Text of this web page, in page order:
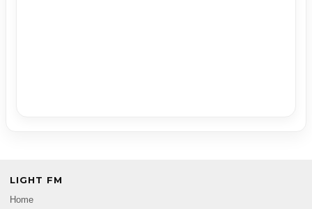
LIGHT FM
Home